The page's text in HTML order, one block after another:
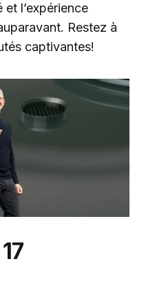
et l’expérience
Restez à
captivantes!